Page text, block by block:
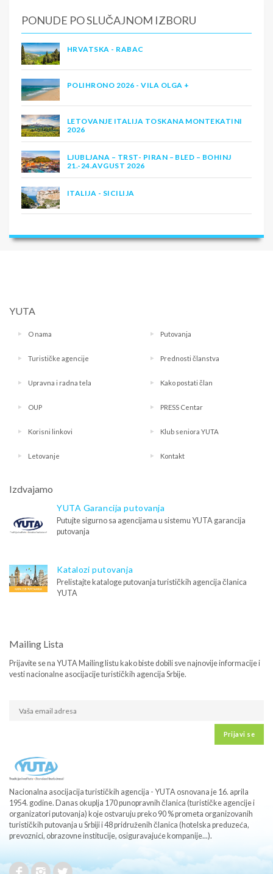
PONUDE PO SLUČAJNOM IZBORU
HRVATSKA - RABAC
POLIHRONO 2026 - VILA OLGA +
LETOVANJE ITALIJA TOSKANA MONTEKATINI
2026
LJUBLJANA – TRST- PIRAN – BLED – BOHINJ
21.-24.AVGUST 2026
ITALIJA - SICILIJA
YUTA
O nama Putovanja
Turističke agencije Prednosti članstva
Upravna i radna tela Kako postati član
OUP PRESS Centar
Korisni linkovi Klub seniora YUTA
Letovanje Kontakt
Izdvajamo
YUTA Garancija putovanja
Putujte sigurno sa agencijama u sistemu YUTA garancija
putovanja
Katalozi putovanja
Prelistajte kataloge putovanja turističkih agencija članica
YUTA
Mailing Lista
Prijavite se na YUTA Mailing listu kako biste dobili sve najnovije informacije i
vesti nacionalne asocijacije turističkih agencija Srbije.
Prijavi se
Nacionalna asocijacija turističkih agencija - YUTA osnovana je 16. aprila
1954. godine. Danas okuplja 170 punopravnih članica (turističke agencije i
organizatori putovanja) koje ostvaruju preko 90 % prometa organizovanih
turističkih putovanja u Srbiji i 48 pridruženih članica (hotelska preduzeća,
prevoznici, obrazovne institucije, osiguravajuće kompanije...).